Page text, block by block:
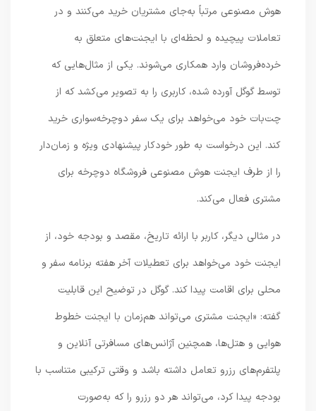
هوش مصنوعی مرتباً به‌جای مشتریان خرید می‌کنند و در
تعاملات پیچیده و لحظه‌ای با ایجنت‌های متعلق به
خرده‌فروشان وارد همکاری می‌شوند. یکی از مثال‌هایی که
توسط گوگل آورده شده، کاربری را به تصویر می‌کشد که از
چت‌بات خود می‌خواهد برای یک سفر دوچرخه‌سواری خرید
کند. این درخواست به طور خودکار پیشنهادی ویژه و زمان‌دار
را از طرف ایجنت هوش مصنوعی فروشگاه دوچرخه برای
مشتری فعال می‌کند.
در مثالی دیگر، کاربر با ارائه تاریخ، مقصد و بودجه خود، از
ایجنت خود می‌خواهد برای تعطیلات آخر هفته برنامه سفر و
محلی برای اقامت پیدا کند. گوگل در توضیح این قابلیت
گفته: «ایجنت مشتری می‌تواند هم‌زمان با ایجنت خطوط
هوایی و هتل‌ها، همچنین آژانس‌های مسافرتی آنلاین و
پلتفرم‌های رزرو تعامل داشته باشد و وقتی ترکیبی متناسب با
بودجه پیدا کرد، می‌تواند هر دو رزرو را که به‌صورت